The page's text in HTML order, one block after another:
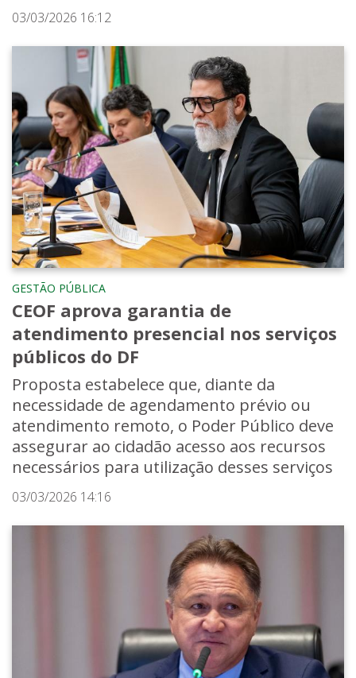
03/03/2026 16:12
GESTÃO PÚBLICA
CEOF aprova garantia de
atendimento presencial nos serviços
públicos do DF
Proposta estabelece que, diante da
necessidade de agendamento prévio ou
atendimento remoto, o Poder Público deve
assegurar ao cidadão acesso aos recursos
necessários para utilização desses serviços
03/03/2026 14:16